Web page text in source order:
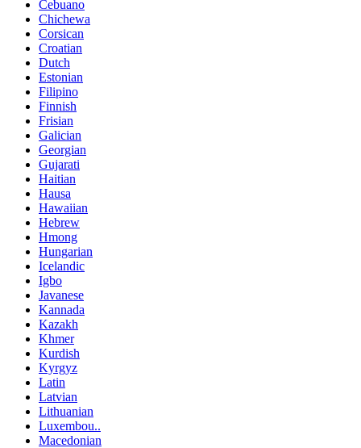
Cebuano
Chichewa
Corsican
Croatian
Dutch
Estonian
Filipino
Finnish
Frisian
Galician
Georgian
Gujarati
Haitian
Hausa
Hawaiian
Hebrew
Hmong
Hungarian
Icelandic
Igbo
Javanese
Kannada
Kazakh
Khmer
Kurdish
Kyrgyz
Latin
Latvian
Lithuanian
Luxembou..
Macedonian